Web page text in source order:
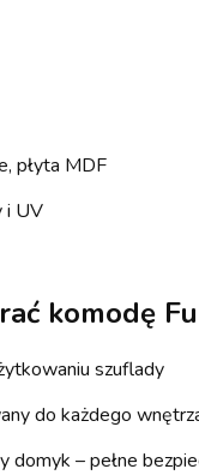
płyta MDF
i UV
komodę
szuflady
do każdego
domyk – pełne